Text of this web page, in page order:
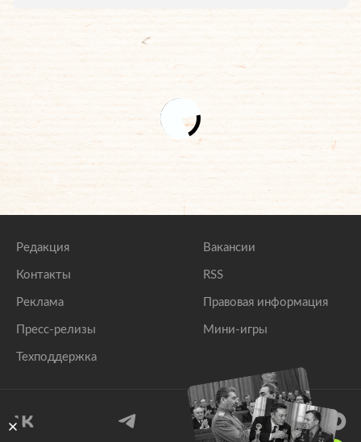
Редакция
Контакты
Реклама
Пресс-релизы
Техподдержка
Вакансии
RSS
Правовая информация
Мини-игры